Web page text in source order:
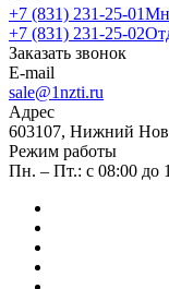
+7 (831) 231-25-01
+7 (831) 231-25-02
Заказать звонок
E-mail
sale@1nzti.ru
Адрес
603107, Нижний
Режим работы
Пн. – Пт.: с 08:00 до